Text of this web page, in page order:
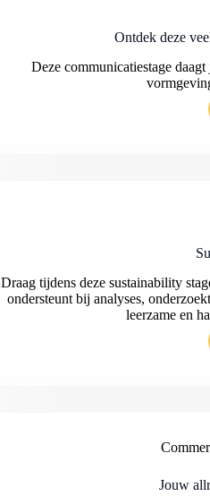
Ontdek deze
Deze communicatiestage
Draag tijdens deze sustainability
ondersteunt bij analyses,
leerzame en
Jouw